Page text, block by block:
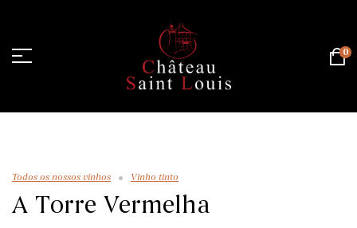
0
Todos os nossos vinhos /
Todos os nossos vinhos Vinho tinto
A Torre Vermelha